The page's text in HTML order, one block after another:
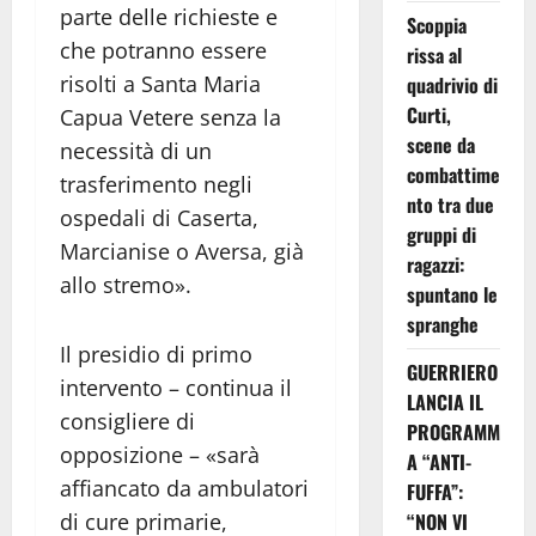
parte delle richieste e
che potranno essere
risolti a Santa Maria
Capua Vetere senza la
necessità di un
trasferimento negli
ospedali di Caserta,
Marcianise o Aversa, già
allo stremo».
Il presidio di primo
intervento – continua il
consigliere di
opposizione – «sarà
affiancato da ambulatori
di cure primarie,
Scoppia
rissa al
quadrivio di
Curti,
scene da
combattime
nto tra due
gruppi di
ragazzi:
spuntano le
spranghe
GUERRIERO
LANCIA IL
PROGRAMM
A “ANTI-
FUFFA”:
“NON VI